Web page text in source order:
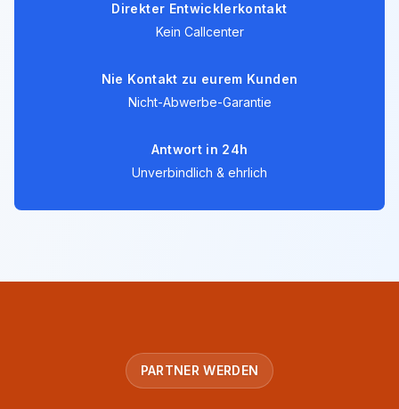
Direkter Entwicklerkontakt
Kein Callcenter
Nie Kontakt zu eurem Kunden
Nicht-Abwerbe-Garantie
Antwort in 24h
Unverbindlich & ehrlich
PARTNER WERDEN